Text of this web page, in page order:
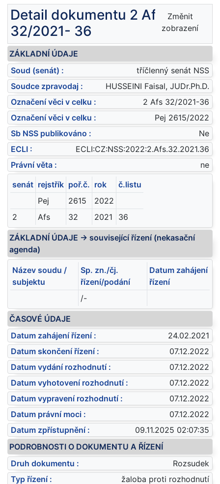
Detail dokumentu 2 Afs
32/2021- 36
Změnit
zobrazení
ZÁKLADNÍ ÚDAJE
Soud (senát) :
tříčlenný senát NSS
Soudce zpravodaj :
HUSSEINI Faisal, JUDr.Ph.D.
Označení věci v celku :
2 Afs 32/2021-36
Označení věci v celku :
Pej 2615/2022
Sb NSS publikováno :
Ne
ECLI :
ECLI:CZ:NSS:2022:2.Afs.32.2021.36
Právní věta :
ne
senát rejstřík poř.č. rok
č.listu
Pej
2615
2022
2
Afs 32 2021 36
ZÁKLADNÍ ÚDAJE -> související řízení (nekasační
agenda)
Název soudu /
subjektu
Sp. zn./čj.
řízení/podání
Datum zahájení
řízení
/-
ČASOVÉ ÚDAJE
Datum zahájení řízení :
24.02.2021
Datum skončení řízení :
07.12.2022
Datum vydání rozhodnutí :
07.12.2022
Datum vyhotovení rozhodnutí :
07.12.2022
Datum vypravení rozhodnutí :
07.12.2022
Datum právní moci :
07.12.2022
Datum zpřístupnění :
09.11.2025 02:07:35
PODROBNOSTI O DOKUMENTU A ŘÍZENÍ
Druh dokumentu :
Rozsudek
Typ řízení :
žaloba proti rozhodnutí